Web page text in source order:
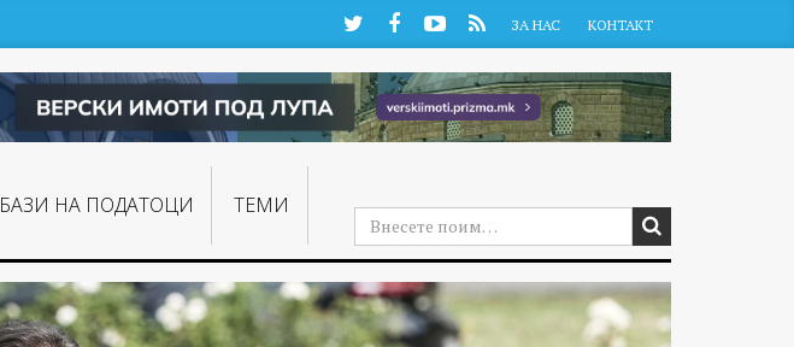
TwitterFacebookYouTube
RSS ЗА НАС КОНТАКТ
БАЗИ НА ПОДАТОЦИ ТЕМИ